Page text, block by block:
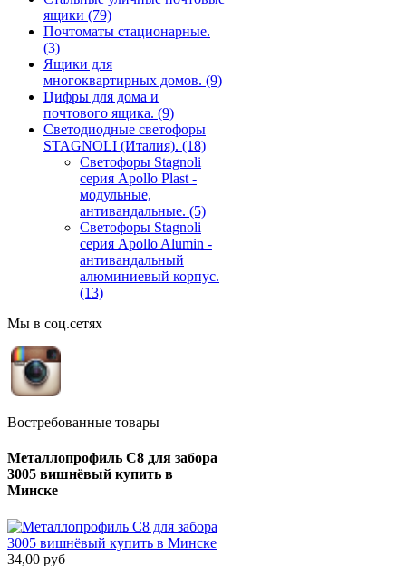
ящики (79)
Почтоматы стационарные.
(3)
Ящики для
многоквартирных домов. (9)
Цифры для дома и
почтового ящика. (9)
Светодиодные светофоры
STAGNOLI (Италия). (18)
Светофоры Stagnoli
серия Apollo Plast -
модульные,
антивандальные. (5)
Светофоры Stagnoli
серия Apollo Alumin -
антивандальный
алюминиевый корпус.
(13)
Мы в соц.сетях
Востребованные товары
Металлопрофиль С8 для забора
3005 вишнёвый купить в
Минске
34,00 руб